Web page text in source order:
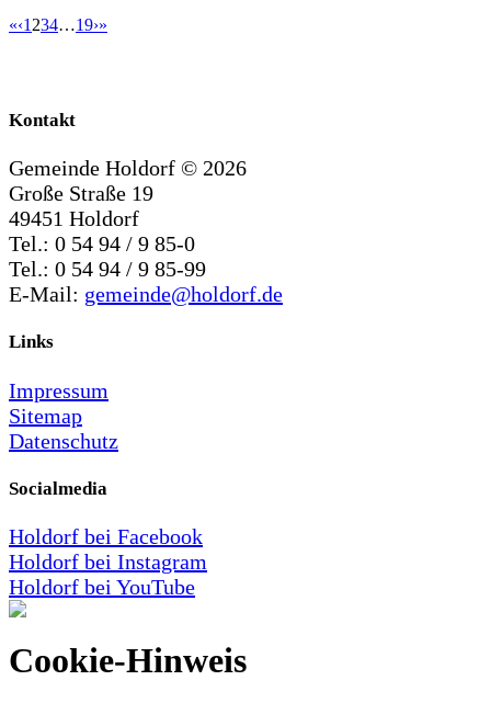
«‹1 234…19›»
Kontakt
Gemeinde Holdorf © 2026
Große Straße 19
49451 Holdorf
Tel.: 0 54 94 / 9 85-0
Tel.: 0 54 94 / 9 85-99
E-Mail: gemeinde@holdorf.de
Links
Impressum
Sitemap
Datenschutz
Socialmedia
Holdorf bei Facebook
Holdorf bei Instagram
Holdorf bei YouTube
Cookie-Hinweis